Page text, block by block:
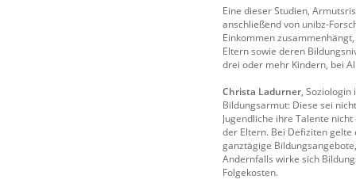
Eine dieser Studien,
anschließend von unibz-
Einkommen
Eltern sowie deren
drei oder mehr Kindern, bei
Christa Ladurner,
Bildungsarmut: Diese sei
Jugendliche ihre Talente
der Eltern. Bei Defiziten
ganztägige
Andernfalls wirke sich
Folgekosten.